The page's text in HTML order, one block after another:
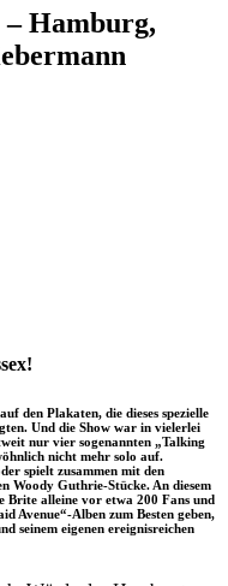
– Hamburg,
den Plakaten, die dieses spezielle
Und die Show war in vielerlei
nur vier sogenannten „Talking
nicht mehr solo auf.
spielt zusammen mit den
Woody Guthrie-Stücke. An diesem
Brite alleine vor etwa 200 Fans und
Avenue“-Alben zum Besten geben,
seinem eigenen ereignisreichen